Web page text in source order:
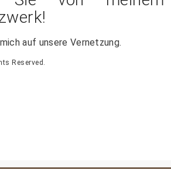
auf unsere Vernetzung.
Reserved.